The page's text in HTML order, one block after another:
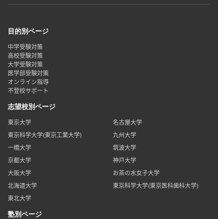
目的別ページ
中学受験対策
高校受験対策
大学受験対策
医学部受験対策
オンライン指導
不登校サポート
志望校別ページ
東京大学
名古屋大学
東京科学大学(東京工業大学)
九州大学
一橋大学
筑波大学
京都大学
神戸大学
大阪大学
お茶の水女子大学
北海道大学
東京科学大学(東京医科歯科大学)
東北大学
塾別ページ